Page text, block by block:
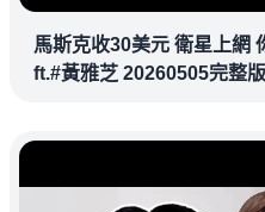
馬斯克收30美元 衛星上網
ft.#黃雅芝 20260505完整